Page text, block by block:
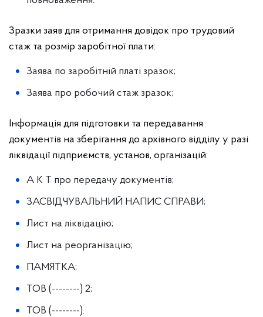
Зразки заяв для отримання довідок про трудовий
стаж та розмір заробітної плати:
Заява по заробітній платі зразок;
Заява про робочий стаж зразок;
Інформація для підготовки та передавання
документів на зберігання до архівного відділу у разі
ліквідації підприємств, установ, організацій:
А К Т про передачу документів;
ЗАСВІДЧУВАЛЬНИЙ НАПИС СПРАВИ;
Лист на ліквідацію;
Лист на реорганізацію;
ПАМЯТКА;
ТОВ (--------) 2;
ТОВ (--------).